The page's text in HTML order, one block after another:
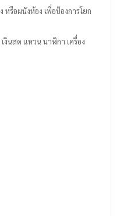
รือผนังห้อง เพื่อป้องการโยก
งินสด แหวน นาฬิกา เครื่อง